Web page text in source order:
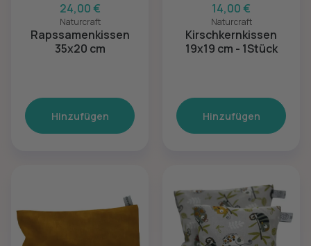
24,00 €
Naturcraft
Rapssamenkissen
35x20 cm
Hinzufügen
14,00 €
Naturcraft
Kirschkernkissen
19x19 cm - 1Stück
Hinzufügen